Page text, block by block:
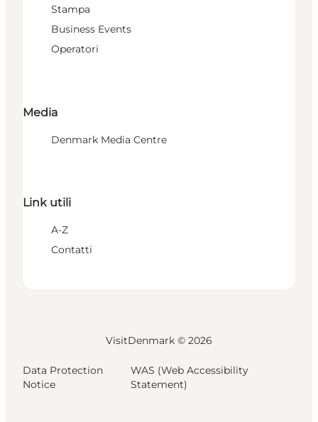
Stampa
Business Events
Operatori
Media
Denmark Media Centre
Link utili
A-Z
Contatti
VisitDenmark © 2026
Data Protection
Notice
WAS (Web Accessibility
Statement)